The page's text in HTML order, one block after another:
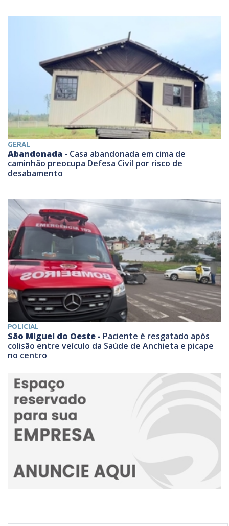
GERAL
Abandonada - Casa abandonada em cima de
caminhão preocupa Defesa Civil por risco de
desabamento
POLICIAL
São Miguel do Oeste - Paciente é resgatado após
colisão entre veículo da Saúde de Anchieta e picape
no centro